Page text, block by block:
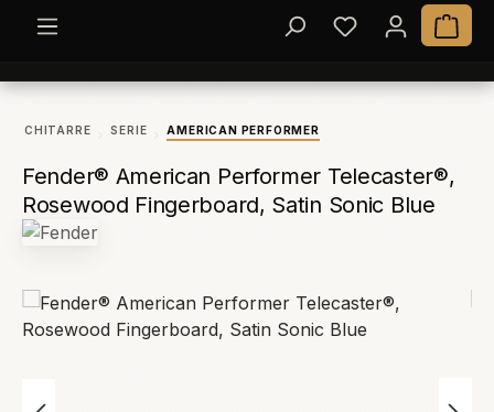
Hai 0 articoli
Il
CHITARRE SERIE AMERICAN PERFORMER
Fender® American Performer Telecaster®,
Rosewood Fingerboard, Satin Sonic Blue